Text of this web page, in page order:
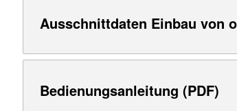
Ausschnittdaten Einbau von
Bedienungsanleitung (PDF)